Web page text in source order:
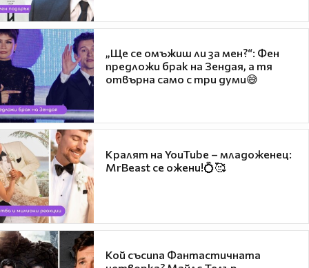
„Ще се омъжиш ли за мен?“: Фен
предложи брак на Зендая, а тя
отвърна само с три думи😅
Кралят на YouTube – младоженец:
MrBeast се ожени!💍🥰
Кой съсипа Фантастичната